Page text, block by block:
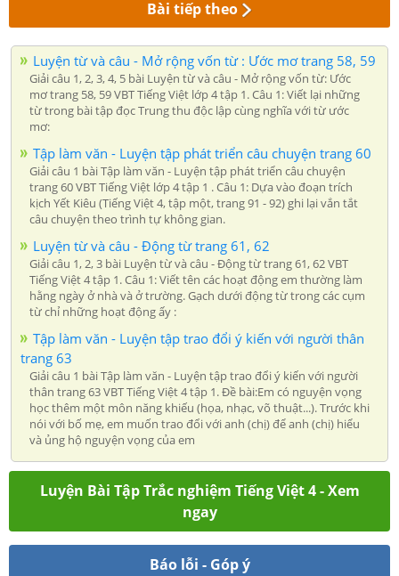
Bài tiếp theo
Luyện từ và câu - Mở rộng vốn từ : Ước mơ trang 58, 59
Giải câu 1, 2, 3, 4, 5 bài Luyện từ và câu - Mở rộng vốn từ: Ước
mơ trang 58, 59 VBT Tiếng Việt lớp 4 tập 1. Câu 1: Viết lại những
từ trong bài tập đọc Trung thu độc lập cùng nghĩa với từ ước
mơ:
Tập làm văn - Luyện tập phát triển câu chuyện trang 60
Giải câu 1 bài Tập làm văn - Luyện tập phát triển câu chuyện
trang 60 VBT Tiếng Việt lớp 4 tập 1 . Câu 1: Dựa vào đoạn trích
kịch Yết Kiêu (Tiếng Việt 4, tập một, trang 91 - 92) ghi lại vắn tắt
câu chuyện theo trình tự không gian.
Luyện từ và câu - Động từ trang 61, 62
Giải câu 1, 2, 3 bài Luyện từ và câu - Động từ trang 61, 62 VBT
Tiếng Việt 4 tập 1. Câu 1: Viết tên các hoạt động em thường làm
hằng ngày ở nhà và ở trường. Gạch dưới động từ trong các cụm
từ chỉ những hoạt động ấy :
Tập làm văn - Luyện tập trao đổi ý kiến với người thân
trang 63
Giải câu 1 bài Tập làm văn - Luyện tập trao đổi ý kiến với người
thân trang 63 VBT Tiếng Việt 4 tập 1. Đề bài:Em có nguyện vọng
học thêm một môn năng khiếu (họa, nhạc, võ thuật...). Trước khi
nói với bố mẹ, em muốn trao đổi với anh (chị) để anh (chị) hiểu
và ủng hộ nguyện vọng của em
Luyện Bài Tập Trắc nghiệm Tiếng Việt 4 - Xem
ngay
Báo lỗi - Góp ý